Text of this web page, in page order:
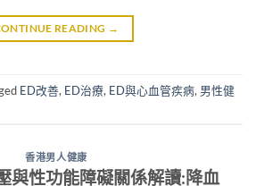
READING →
ED改善, ED治療, ED與心血管疾病, 男性健
香港男人健康
與性功能障礙關係解讀:降血